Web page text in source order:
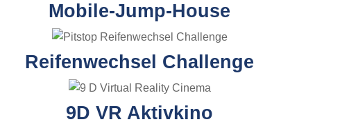
Mobile-Jump-House
Reifenwechsel Challenge
9D VR Aktivkino